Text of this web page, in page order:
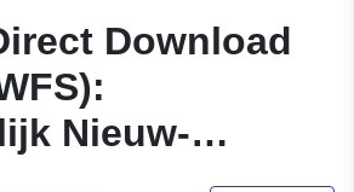
Download
Nieuw-